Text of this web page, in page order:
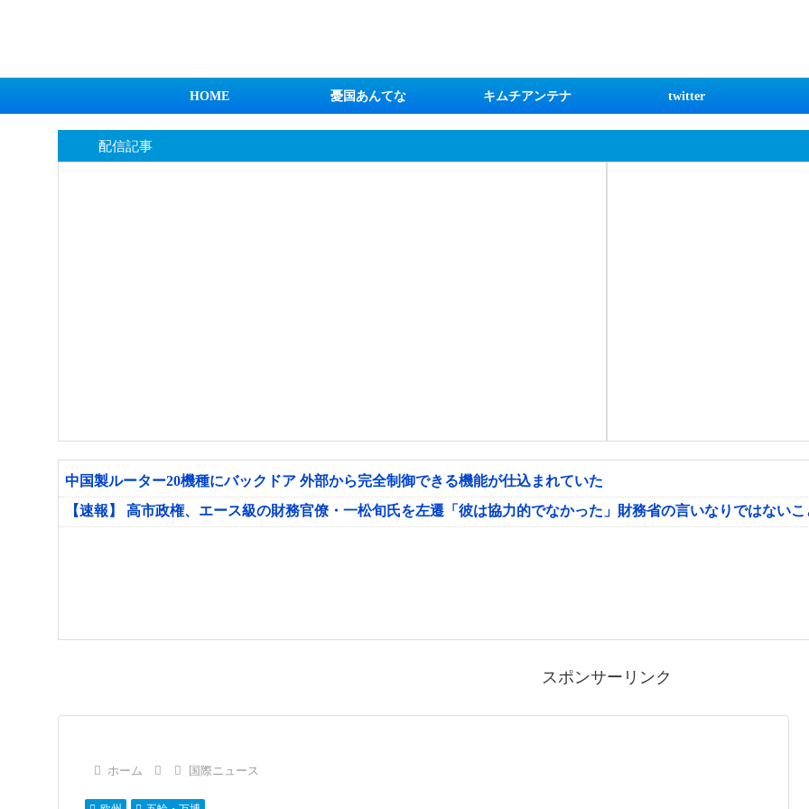
HOME 憂国あんてな キムチアンテナ twitter
配信記事
中国製ルーター20機種にバックドア 外部から完全制御できる機能が仕込まれていた
【速報】 高市政権、エース級の財務官僚・一松旬氏を左遷「彼は協力的でなかった」財務省の言いなりではない
スポンサーリンク
ホーム 国際ニュース